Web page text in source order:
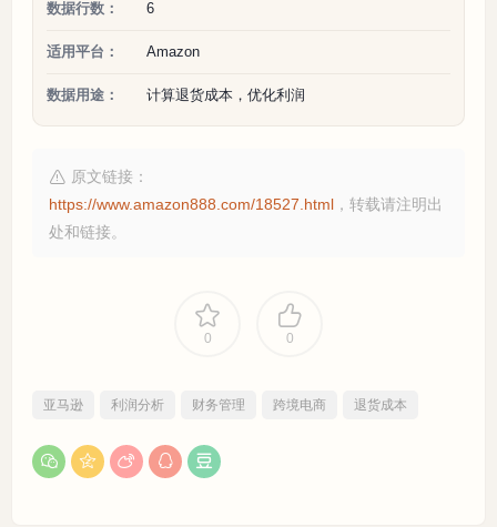
数据行数： 6
适用平台： Amazon
数据用途： 计算退货成本，优化利润
原文链接：
https://www.amazon888.com/18527.html ，转载请注明出
处和链接。
0 0
亚马逊 利润分析 财务管理 跨境电商 退货成本